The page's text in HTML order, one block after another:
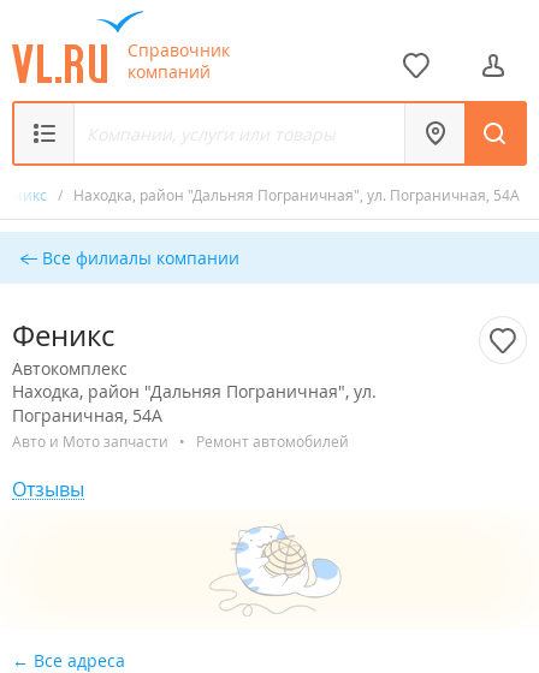
Справочник
компаний
/ Находка, район "Дальняя Пограничная", ул. Пограничная, 54А
Все филиалы компании
Феникс
Автокомплекс
Находка, район "Дальняя Пограничная", ул.
Пограничная, 54А
Авто и Мото запчасти • Ремонт автомобилей
Отзывы
Все адреса